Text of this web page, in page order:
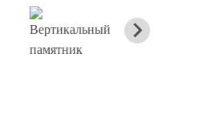
Вертикальный
памятник